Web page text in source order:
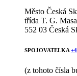
Město Česká
třída T. G.
552 03 Česká
SPOJOVATELKA
(z tohoto čísla